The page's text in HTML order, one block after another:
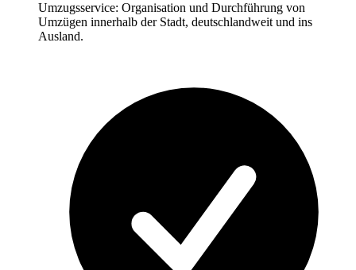
Umzugsservice: Organisation und Durchführung von
Umzügen innerhalb der Stadt, deutschlandweit und ins
Ausland.